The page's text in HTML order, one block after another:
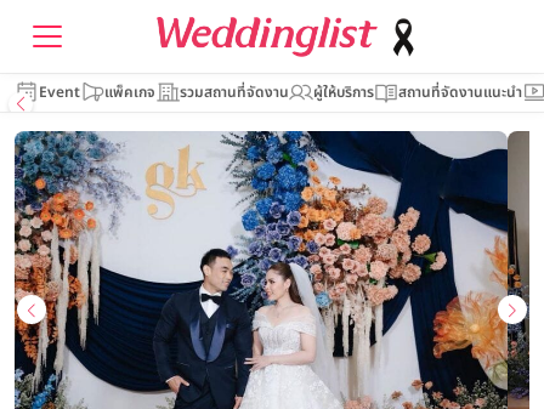
Event แพ็คเกจ รวมสถานที่จัดงาน ผู้ให้บริการ สถานที่จัดงานแนะนำ